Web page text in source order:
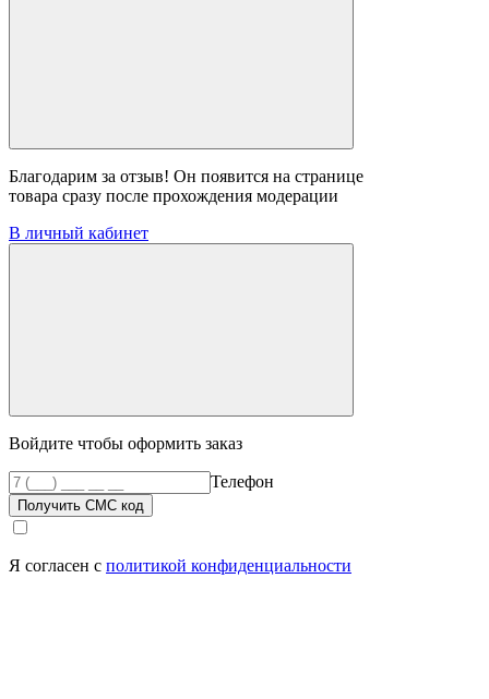
Благодарим за отзыв! Он появится на странице
товара сразу после прохождения модерации
В личный кабинет
Войдите чтобы оформить заказ
Телефон
Получить СМС код
Я согласен с политикой конфиденциальности